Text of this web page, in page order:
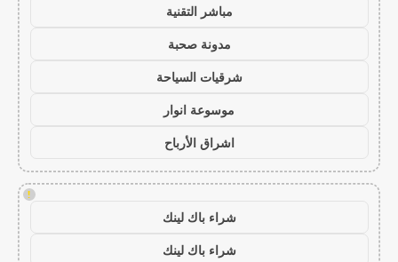
مباشر التقنية
مدونة صحبة
شرقيات السياحة
موسوعة انوار
اشراق الأرباح
!
شراء باك لينك
شراء باك لينك